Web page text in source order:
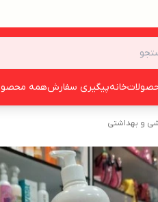
خانهپیگیری سفارشهمه
و بهداشتی